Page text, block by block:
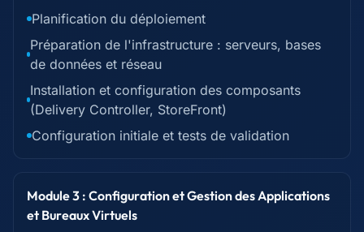
Planification du déploiement
Préparation de l'infrastructure : serveurs, bases
de données et réseau
Installation et configuration des composants
(Delivery Controller, StoreFront)
Configuration initiale et tests de validation
Module 3 : Configuration et Gestion des Applications
et Bureaux Virtuels